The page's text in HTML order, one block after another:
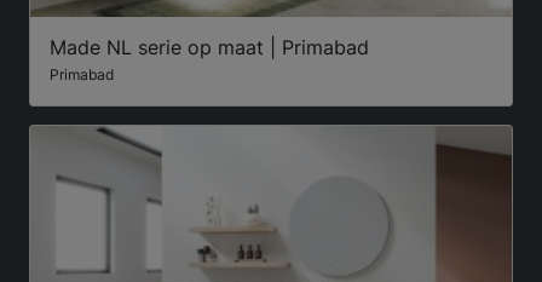
Made NL serie op maat | Primabad
Primabad